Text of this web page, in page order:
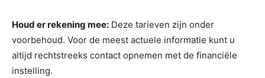
Houd er rekening mee: Deze tarieven zijn onder
voorbehoud. Voor de meest actuele informatie kunt u
altijd rechtstreeks contact opnemen met de financiële
instelling.